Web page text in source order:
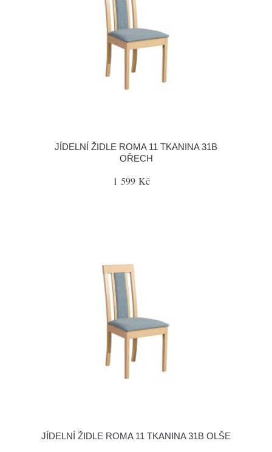
JÍDELNÍ ŽIDLE ROMA 11 TKANINA 31B
OŘECH
1 599 Kč
JÍDELNÍ ŽIDLE ROMA 11 TKANINA 31B OLŠE